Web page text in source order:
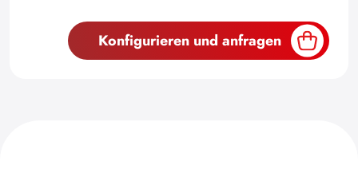
Konfigurieren und anfragen